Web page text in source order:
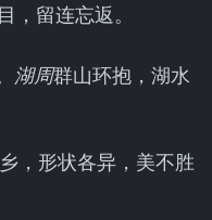
，留连忘返。
湖周群山环抱，湖水
，形状各异，美不胜